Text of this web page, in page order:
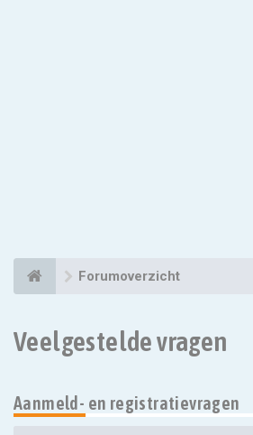
Forumoverzicht
Veelgestelde vragen
Aanmeld- en registratievragen